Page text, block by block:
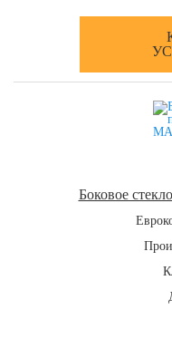
Боковое